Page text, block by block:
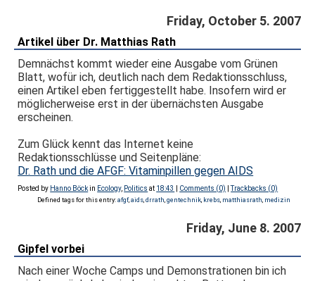
Friday, October 5. 2007
Artikel über Dr. Matthias Rath
Demnächst kommt wieder eine Ausgabe vom Grünen
Blatt, wofür ich, deutlich nach dem Redaktionsschluss,
einen Artikel eben fertiggestellt habe. Insofern wird er
möglicherweise erst in der übernächsten Ausgabe
erscheinen.
Zum Glück kennt das Internet keine
Redaktionsschlüsse und Seitenpläne:
Dr. Rath und die AFGF: Vitaminpillen gegen AIDS
Posted by Hanno Böckin Ecology, Politics at 18:43 Comments (0) |Trackbacks (0)
Defined tags for this entry:afgf,aids, drrath gentechnik, krebs, matthiasrath medizin
Friday, June 8. 2007
Gipfel vorbei
Nach einer Woche Camps und Demonstrationen bin ich